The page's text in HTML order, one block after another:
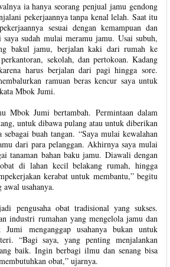
ia hanya seorang penjual jamu gendong
pekerjaannya tanpa kenal lelah. Saat itu
sesuai dengan kemampuan dan
sudah mulai meramu jamu. Usai subuh,
bakul jamu, berjalan kaki dari rumah ke
sekolah, dan pertokoan. Kadang
harus berjalan dari pagi hingga sore.
ramuan beras kencur saya untuk
Mbok Jumi.
Mbok Jumi bertambah. Permintaan dalam
untuk dibawa pulang atau untuk diberikan
sebagai buah tangan. “Saya mulai kewalahan
dari para pelanggan. Akhirnya saya mulai
tanaman bahan baku jamu. Diawali dengan
di lahan kecil belakang rumah, hingga
kerabat untuk membantu,” begitu
usahanya.
pengusaha obat tradisional yang sukses.
industri rumahan yang mengelola jamu dan
menganggap usahanya bukan untuk
“Bagi saya, yang penting menjalankan
baik. Ingin berbagi ilmu dan senang bisa
obat,” ujarnya.